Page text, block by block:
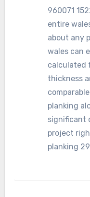
960071
entire
about any
wales can
calculated
thickness
planking
significant
project
planking